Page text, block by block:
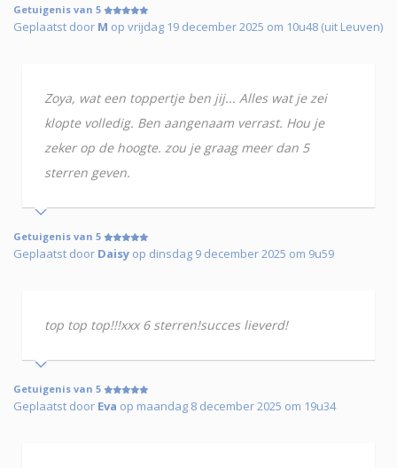
Getuigenis van 5
Geplaatst door M op vrijdag 19 december 2025 om 10u48 (uit Leuven)
Zoya, wat een toppertje ben jij... Alles wat je zei
klopte volledig. Ben aangenaam verrast. Hou je
zeker op de hoogte. zou je graag meer dan 5
sterren geven.
Getuigenis van 5
Geplaatst door Daisy op dinsdag 9 december 2025 om 9u59
top top top!!!xxx 6 sterren!succes lieverd!
Getuigenis van 5
Geplaatst door Eva op maandag 8 december 2025 om 19u34